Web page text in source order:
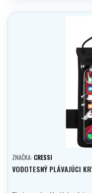
ZNAČKA: CRESSI
VODOTESNÝ PLÁVAJÚCI